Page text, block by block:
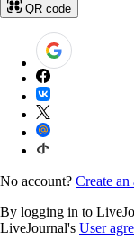
QR code
No account? Create an
By logging in to
LiveJournal's User